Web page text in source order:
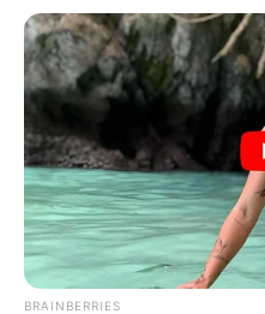
Insel
Die
auf der wie
Eldorado für
Darßer Ort
BRAINBERRIES